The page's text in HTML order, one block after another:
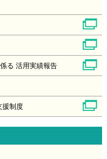
る 活用実績報告
援制度